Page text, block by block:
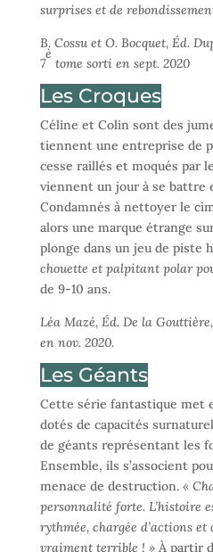
surprises et de
B. Cossu et O. Bocquet, Éd.
7
è
tome sorti en sept. 2020
Les Croques
Céline et Colin sont des
tiennent une entreprise de
cesse raillés et moqués par
viennent un jour à se battre
Condamnés à nettoyer le
alors une marque étrange
plonge dans un jeu de piste
chouette et palpitant polar
de 9-10 ans.
Léa Mazé, Éd. De la
en nov. 2020.
Les Géants
Cette série fantastique met
dotés de capacités
de géants représentant les
Ensemble, ils s’associent
menace de destruction. «
personnalité forte. L’histoire
rythmée, chargée d’actions et
vraiment terrible ! » À partir